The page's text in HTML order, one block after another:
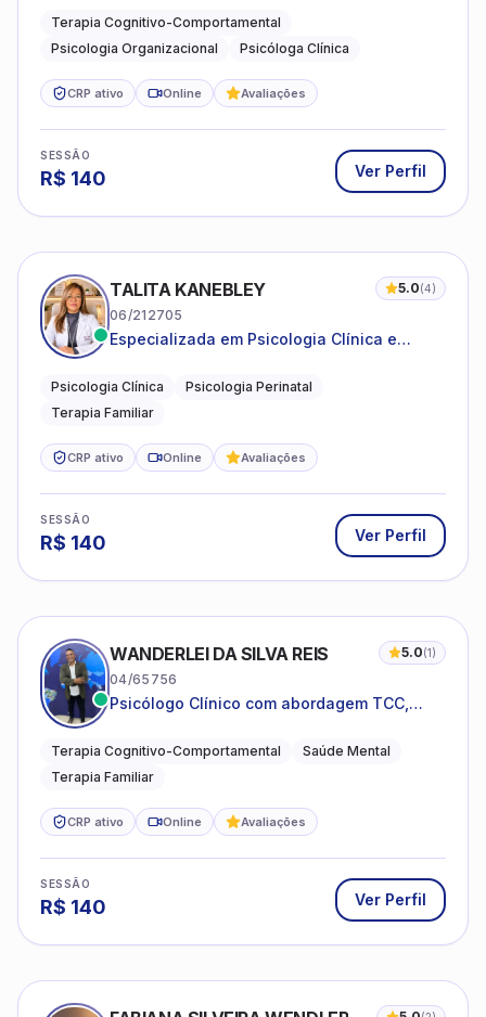
Terapia Cognitivo-Comportamental
Psicologia Organizacional
Psicóloga Clínica
CRP ativo Online Avaliações
SESSÃO
R$ 140 Ver Perfil
TALITA KANEBLEY 5.0(4)
06/212705
Especializada em Psicologia Clínica e
famílias
Psicologia Clínica
Psicologia Perinatal
Terapia Familiar
CRP ativo Online Avaliações
SESSÃO
R$ 140 Ver Perfil
WANDERLEI DA SILVA REIS 5.0(1)
04/65756
Psicólogo Clínico com abordagem TCC,
sistêmica
Terapia Cognitivo-Comportamental
Saúde Mental
Terapia Familiar
CRP ativo Online Avaliações
SESSÃO
R$ 140 Ver Perfil